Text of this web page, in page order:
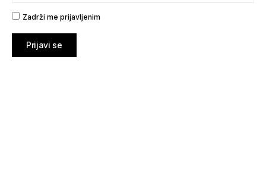
Zadrži me prijavljenim
Prijavi se